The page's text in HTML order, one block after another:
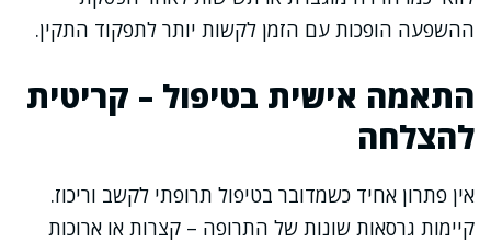
ההשפעה הופכות עם הזמן לקשות יותר לתפקוד התקין.
התאמה אישית בטיפול – קריטית
להצלחה
אין פתרון אחיד כשמדובר בטיפול תרופתי לקשב וריכוז.
קיימות גרסאות שונות של התרופה – קצרות או ארוכות